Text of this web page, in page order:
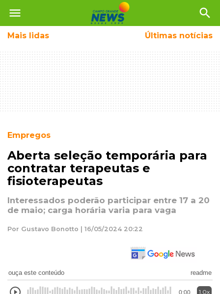
menu search
Mais lidas Últimas notícias
Empregos
Aberta seleção temporária para
contratar terapeutas e
fisioterapeutas
Interessados poderão participar entre 17 a 20
de maio; carga horária varia para vaga
Por Gustavo Bonotto | 16/05/2024 20:22
ouça este conteúdo readme
0:00 1.0x